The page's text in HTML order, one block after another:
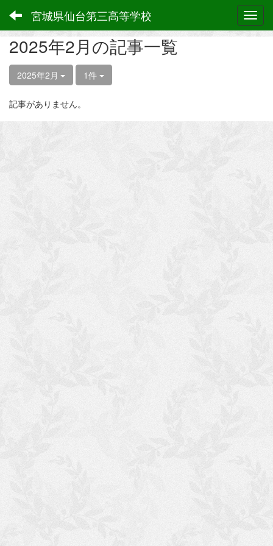
宮城県仙台第三高等学校
2025年2月の記事一覧
2025年2月 1件
記事がありません。